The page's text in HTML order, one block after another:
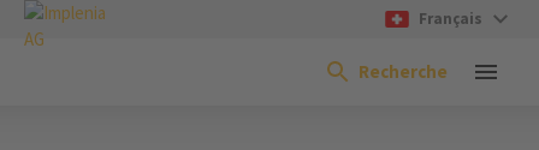
Français
Recherche